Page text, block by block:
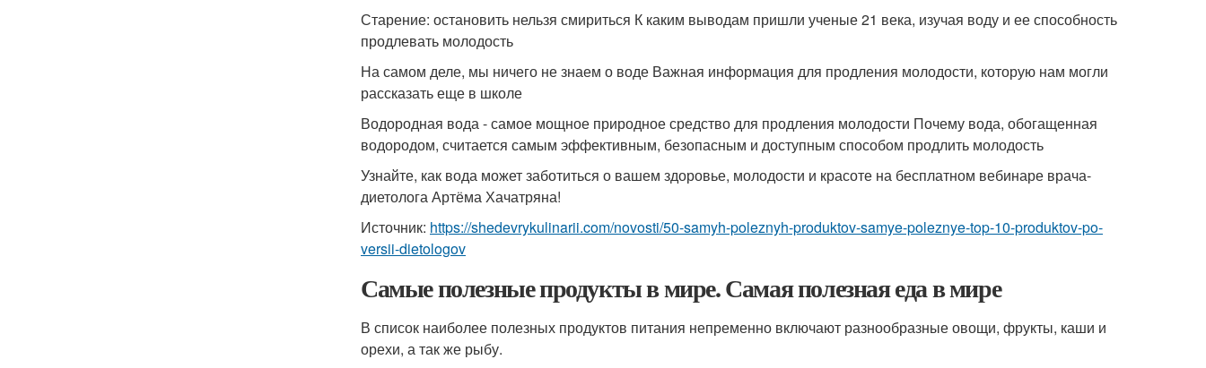
Старение: остановить нельзя смириться К каким выводам пришли ученые 21 века, изучая воду и ее способность
продлевать молодость
На самом деле, мы ничего не знаем о воде Важная информация для продления молодости, которую нам могли
рассказать еще в школе
Водородная вода - самое мощное природное средство для продления молодости Почему вода, обогащенная
водородом, считается самым эффективным, безопасным и доступным способом продлить молодость
Узнайте, как вода может заботиться о вашем здоровье, молодости и красоте на бесплатном вебинаре врача-
диетолога Артёма Хачатряна!
Источник: https://shedevrykulinarii.com/novosti/50-samyh-poleznyh-produktov-samye-poleznye-top-10-produktov-po-
versii-dietologov
Самые полезные продукты в мире. Самая полезная еда в мире
В список наиболее полезных продуктов питания непременно включают разнообразные овощи, фрукты, каши и
орехи, а так же рыбу.